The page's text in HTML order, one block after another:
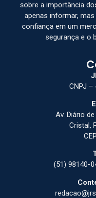
sobre a importância
apenas informar,
confiança em um
segurança e o
CNPJ –
Av. Diário
Cristal,
(51) 98140-